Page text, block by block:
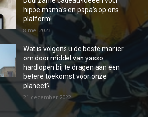
hippe mama’s en papa’s op ons
platform!
8 mei 2023
Wat is volgens u de beste manier
om door middel van yasso
hardlopen bij te dragen aan een
betere toekomst voor onze
planeet?
21 december 2022